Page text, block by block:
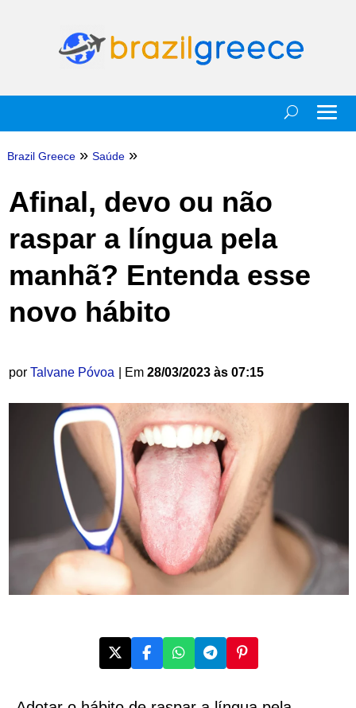
Brazil Greece » Saúde »
Afinal, devo ou não
raspar a língua pela
manhã? Entenda esse
novo hábito
por Talvane Póvoa | Em 28/03/2023 às 07:15